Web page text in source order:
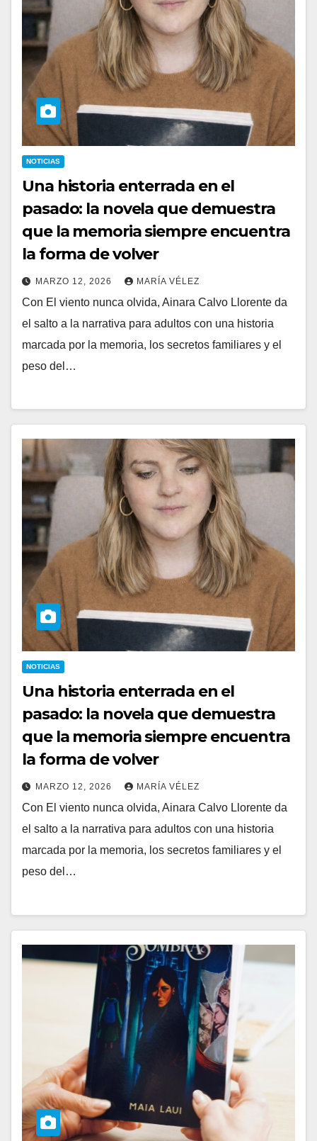
NOTICIAS
Una historia enterrada en el
pasado: la novela que demuestra
que la memoria siempre encuentra
la forma de volver
MARZO 12, 2026 MARÍA VÉLEZ
Con El viento nunca olvida, Ainara Calvo Llorente da
el salto a la narrativa para adultos con una historia
marcada por la memoria, los secretos familiares y el
peso del…
NOTICIAS
Una historia enterrada en el
pasado: la novela que demuestra
que la memoria siempre encuentra
la forma de volver
MARZO 12, 2026 MARÍA VÉLEZ
Con El viento nunca olvida, Ainara Calvo Llorente da
el salto a la narrativa para adultos con una historia
marcada por la memoria, los secretos familiares y el
peso del…